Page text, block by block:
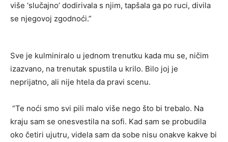
više ‘slučajno’ dodirivala s njim, tapšala ga po ruci, divila
se njegovoj zgodnoći.”
Sve je kulminiralo u jednom trenutku kada mu se, ničim
izazvano, na trenutak spustila u krilo. Bilo joj je
neprijatno, ali nije htela da pravi scenu.
“Te noći smo svi pili malo više nego što bi trebalo. Na
kraju sam se onesvestila na sofi. Kad sam se probudila
oko četiri ujutru, videla sam da sobe nisu onakve kakve bi